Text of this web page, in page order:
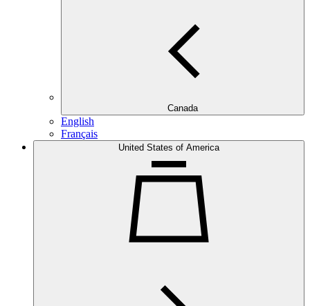
Canada
English
Français
United States of America